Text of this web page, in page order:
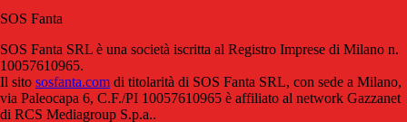
SOS Fanta
SOS Fanta SRL è una società iscritta al Registro Imprese di Milano n.
10057610965.
Il sito sosfanta.com di titolarità di SOS Fanta SRL, con sede a Milano,
via Paleocapa 6, C.F./PI 10057610965 è affiliato al network Gazzanet
di RCS Mediagroup S.p.a..